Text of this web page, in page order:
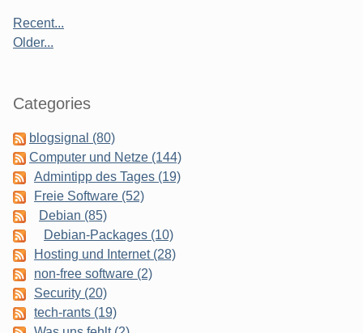
Recent...
Older...
Categories
blogsignal (80)
Computer und Netze (144)
Admintipp des Tages (19)
Freie Software (52)
Debian (85)
Debian-Packages (10)
Hosting und Internet (28)
non-free software (2)
Security (20)
tech-rants (19)